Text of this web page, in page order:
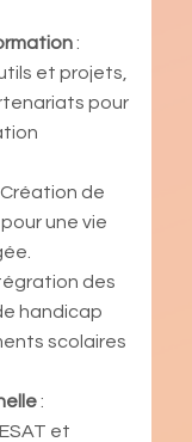
:
et projets,
pour
de
une vie
des
handicap
scolaires
:
et